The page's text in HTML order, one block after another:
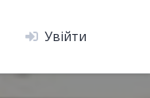
Увійти